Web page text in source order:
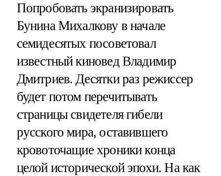
Попробовать экранизировать
Бунина Михалкову в начале
семидесятых посоветовал
известный киновед Владимир
Дмитриев. Десятки раз режиссер
будет потом перечитывать
страницы свидетеля гибели
русского мира, оставившего
кровоточащие хроники конца
целой исторической эпохи. На как